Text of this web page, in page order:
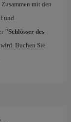
mit den
und
"Schlösser des
Buchen Sie